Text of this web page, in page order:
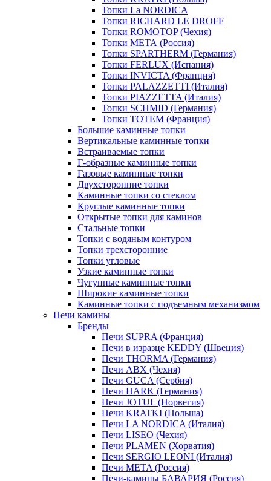
Топки La NORDICA
Топки RICHARD LE DROFF
Топки ROMOTOP (Чехия)
Топки МЕТА (Россия)
Топки SPARTHERM (Германия)
Топки FERLUX (Испания)
Топки INVICTA (Франция)
Топки PALAZZETTI (Италия)
Топки PIAZZETTA (Италия)
Топки SCHMID (Германия)
Топки TOTEM (Франция)
Большие каминные топки
Вертикальные каминные топки
Встраиваемые топки
Г-образные каминные топки
Газовые каминные топки
Двухсторонние топки
Каминные топки со стеклом
Круглые каминные топки
Открытые топки для каминов
Стальные топки
Топки с водяным контуром
Топки трехсторонние
Топки угловые
Узкие каминные топки
Чугунные каминные топки
Широкие каминные топки
Каминные топки с подъемным механизмом
Печи камины
Бренды
Печи SUPRA (Франция)
Печи в изразце KEDDY (Швеция)
Печи THORMA (Германия)
Печи ABX (Чехия)
Печи GUCA (Сербия)
Печи HARK (Германия)
Печи JOTUL (Норвегия)
Печи KRATKI (Польша)
Печи LA NORDICA (Италия)
Печи LISEO (Чехия)
Печи PLAMEN (Хорватия)
Печи SERGIO LEONI (Италия)
Печи META (Россия)
Печи-камины БАВАРИЯ (Россия)